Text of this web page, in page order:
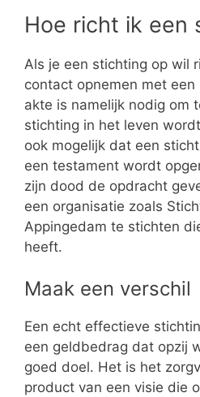
Hoe richt ik een
Als je een stichting op wil
contact opnemen met een
akte is namelijk nodig om
stichting in het leven
ook mogelijk dat een
een testament wordt
zijn dood de opdracht
een organisatie zoals
Appingedam te stichten
heeft.
Maak een verschil
Een echt effectieve
een geldbedrag dat opzij
goed doel. Het is het
product van een visie die